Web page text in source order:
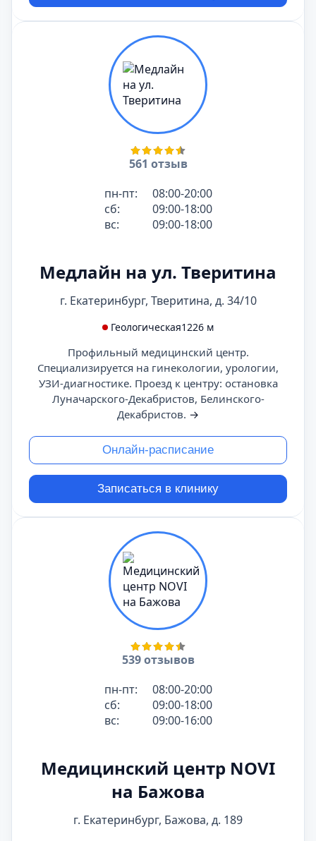
561 отзыв
пн-пт:
08:00-20:00
сб:
09:00-18:00
вс:
09:00-18:00
Медлайн на ул. Тверитина
г. Екатеринбург, Тверитина, д. 34/10
Геологическая1226 м
Профильный медицинский центр.
Специализируется на гинекологии, урологии,
УЗИ-диагностике. Проезд к центру: остановка
Луначарского-Декабристов, Белинского-
Декабристов. →
Онлайн-расписание
Записаться в клинику
539 отзывов
пн-пт:
08:00-20:00
сб:
09:00-18:00
вс:
09:00-16:00
Медицинский центр NOVI
на Бажова
г. Екатеринбург, Бажова, д. 189